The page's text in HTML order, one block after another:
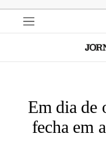
Em dia de
fecha em